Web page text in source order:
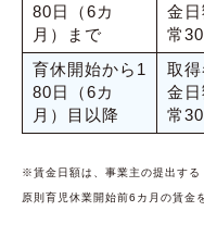
80日（6カ
月）まで
金
常
育休開始から1
80日（6カ
月）目以降
取
金
常
※賃金日額は、事業主の提出する
原則育児休業開始前6カ月の賃金